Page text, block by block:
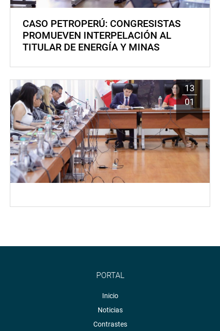
CASO PETROPERÚ: CONGRESISTAS
PROMUEVEN INTERPELACIÓN AL
TITULAR DE ENERGÍA Y MINAS
13
01
PORTAL
Inicio
Noticias
Contrastes